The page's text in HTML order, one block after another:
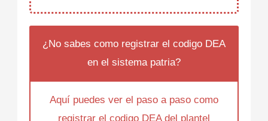
¿No sabes como registrar el codigo DEA
en el sistema patria?
Aquí puedes ver el paso a paso como
registrar el codigo DEA del plantel